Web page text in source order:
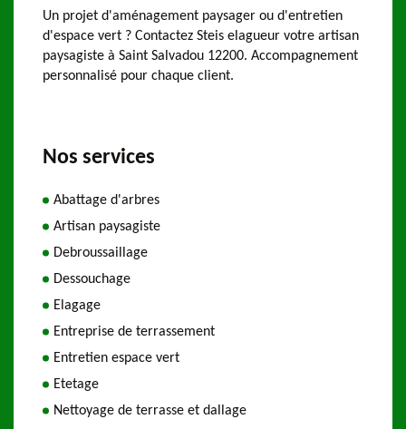
Un projet d'aménagement paysager ou d'entretien
d'espace vert ? Contactez Steis elagueur votre artisan
paysagiste à Saint Salvadou 12200. Accompagnement
personnalisé pour chaque client.
Nos services
Abattage d'arbres
Artisan paysagiste
Debroussaillage
Dessouchage
Elagage
Entreprise de terrassement
Entretien espace vert
Etetage
Nettoyage de terrasse et dallage